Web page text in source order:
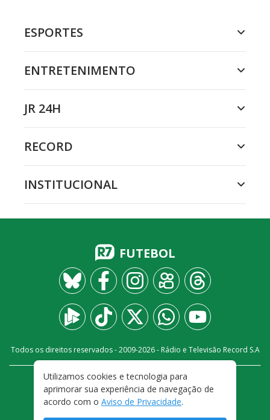
ESPORTES
ENTRETENIMENTO
JR 24H
RECORD
INSTITUCIONAL
FUTEBOL
Todos os direitos reservados - 2009-2026- Rádio e Televisão Record S.A
FALE CONOSCO
PRIVACIDADE
TERMOS E CONDIÇÕES DE USO
Utilizamos cookies e tecnologia para
aprimorar sua experiência de navegação de
acordo com o Aviso de Privacidade.